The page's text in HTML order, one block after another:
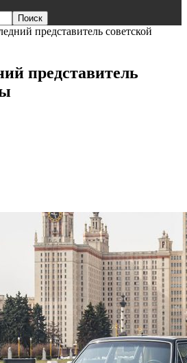
представитель советской
представитель